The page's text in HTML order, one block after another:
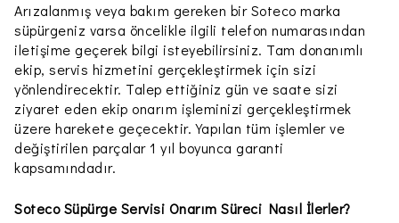
Arızalanmış veya bakım gereken bir Soteco marka
süpürgeniz varsa öncelikle ilgili telefon numarasından
iletişime geçerek bilgi isteyebilirsiniz. Tam donanımlı
ekip, servis hizmetini gerçekleştirmek için sizi
yönlendirecektir. Talep ettiğiniz gün ve saate sizi
ziyaret eden ekip onarım işleminizi gerçekleştirmek
üzere harekete geçecektir. Yapılan tüm işlemler ve
değiştirilen parçalar 1 yıl boyunca garanti
kapsamındadır.
Soteco Süpürge Servisi Onarım Süreci Nasıl İlerler?